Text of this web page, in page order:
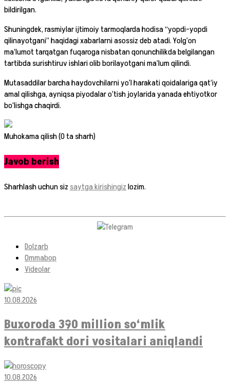
bildirilgan.
Shuningdek, rasmiylar ijtimoiy tarmoqlarda hodisa “yopdi-yopdi
qilinayotgani” haqidagi xabarlarni asossiz deb atadi. Yolg‘on
ma’lumot tarqatgan fuqaroga nisbatan qonunchilikda belgilangan
tartibda surishtiruv ishlari olib borilayotgani ma’lum qilindi.
Mutasaddilar barcha haydovchilarni yo‘l harakati qoidalariga qat’iy
amal qilishga, ayniqsa piyodalar o‘tish joylarida yanada ehtiyotkor
bo‘lishga chaqirdi.
Muhokama qilish (0 ta sharh)
Javob berish
Sharhlash uchun siz saytga kirishingizlozim.
Dolzarb
Ommabop
Videolar
10.08.2026
Buxoroda 390 million so‘mlik
kontrafakt dori vositalari aniqlandi
10.08.2026